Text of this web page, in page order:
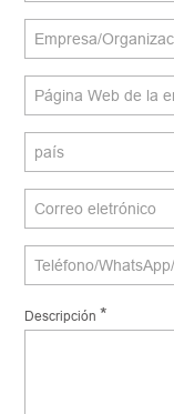
Descripción*